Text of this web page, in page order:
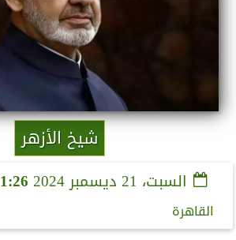
شيخ الأزهر
السبت، 21 ديسمبر 2024 11:26
القاهرة